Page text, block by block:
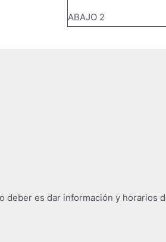
ABAJO 2
es dar información y horarios